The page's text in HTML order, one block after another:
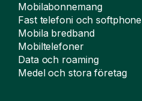
Mobilabonnemang
Fast telefoni och softphone
Mobila bredband
Mobiltelefoner
Data och roaming
Medel och stora företag